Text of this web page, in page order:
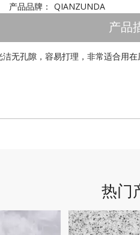
产品品牌： QIANZUNDA
产品
无孔隙，容易打理，非常适合用
热门